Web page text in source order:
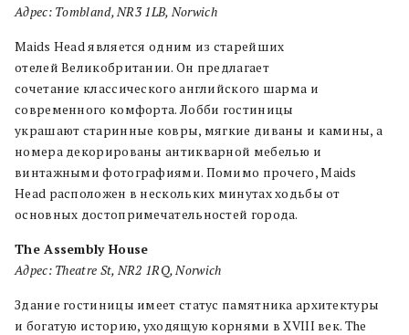
Адрес: Tombland, NR3 1LB, Norwich
Maids Head является одним из старейших
отелей Великобритании. Он предлагает
сочетание классического английского шарма и
современного комфорта. Лобби гостиницы
украшают старинные ковры, мягкие диваны и камины, а
номера декорированы антикварной мебелью и
винтажными фотографиями. Помимо прочего, Maids
Head расположен в нескольких минутах ходьбы от
основных достопримечательностей города.
The Assembly House
Адрес: Theatre St, NR2 1RQ, Norwich
Здание гостиницы имеет статус памятника архитектуры
и богатую историю, уходящую корнями в XVIII век. The